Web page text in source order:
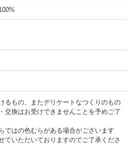
るもの、またデリケートなつくりのもの
交換はお受けできませんことを予めご了
ではの色むらがある場合がございます
ていただいておりますのでご了承くださ